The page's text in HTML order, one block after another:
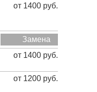
от 1400 руб.
Замена
от 1400 руб.
от 1200 руб.